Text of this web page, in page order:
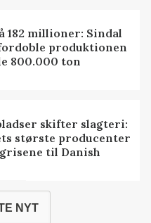
182 millioner: Sindal
produktionen
800.000 ton
skifter slagteri:
største producenter
til Danish
NYT